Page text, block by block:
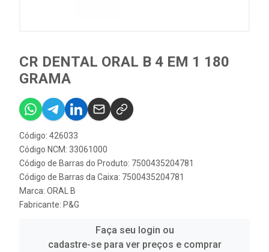
CR DENTAL ORAL B 4 EM 1 180
GRAMA
Código: 426033
Código NCM: 33061000
Código de Barras do Produto: 7500435204781
Código de Barras da Caixa: 7500435204781
Marca: ORAL B
Fabricante: P&G
Faça seu login ou
cadastre-se para ver preços e comprar